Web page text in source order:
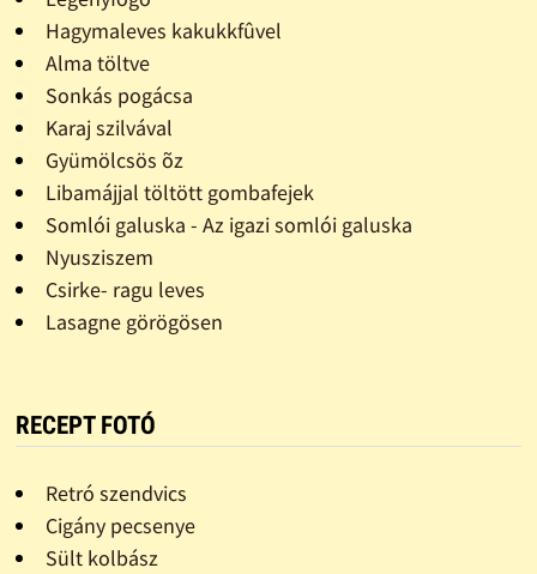
Hagymaleves kakukkfûvel
Alma töltve
Sonkás pogácsa
Karaj szilvával
Gyümölcsös õz
Libamájjal töltött gombafejek
Somlói galuska - Az igazi somlói galuska
Nyusziszem
Csirke- ragu leves
Lasagne görögösen
RECEPT FOTÓ
Retró szendvics
Cigány pecsenye
Sült kolbász